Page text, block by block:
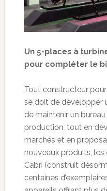
Un 5-places à
pour compléter le
Tout constructeur
se doit de développer
de maintenir un
production, tout en
marchés et en
nouveaux produits,
Cabri (construit
centaines